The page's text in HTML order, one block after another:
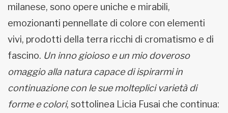
milanese, sono opere uniche e mirabili,
emozionanti pennellate di colore con elementi
vivi, prodotti della terra ricchi di cromatismo e di
fascino. Un inno gioioso e un mio doveroso
omaggio alla natura capace di ispirarmi in
continuazione con le sue molteplici varietà di
forme e colori, sottolinea Licia Fusai che continua: